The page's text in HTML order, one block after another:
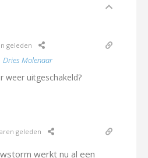
geleden
Dries Molenaar
weer uitgeschakeld?
geleden
werkt nu al een